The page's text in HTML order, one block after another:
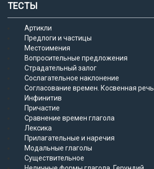
ТЕСТЫ
Артикли
Предлоги и частицы
Местоимения
Вопросительные предложения
Страдательный залог
Сослагательное наклонение
Согласование времен. Косвенная речь.
Инфинитив
Причастие
Сравнение времен глагола
Лексика
Прилагательные и наречия
Модальные глаголы
Существительное